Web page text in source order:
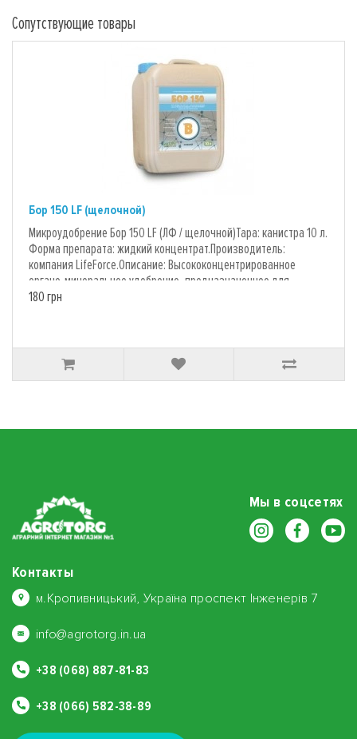
Сопутствующие товары
Бор 150 LF (щелочной)
Микроудобрение Бор 150 LF (ЛФ / щелочной)Тара: канистра 10 л.
Форма препарата: жидкий концентрат.Производитель:
компания LifeForce.Описание: Высококонцентрированное
органо-минеральное удобрение, предназначенное для
подкормки кукурузы, сахарной свеклы, зерновых колосовых,
заболеваний и способствует повышению
урожайности.Препарат рекомендован к применению на
нейтральных и щелочных почвах. Показатель pH 7,8-8,2%
180 грн
Мы в соцсетях
Контакты
м.Кропивницький, Україна проспект Інженерів 7
info@agrotorg.in.ua
+38 (068) 887-81-83
+38 (066) 582-38-89